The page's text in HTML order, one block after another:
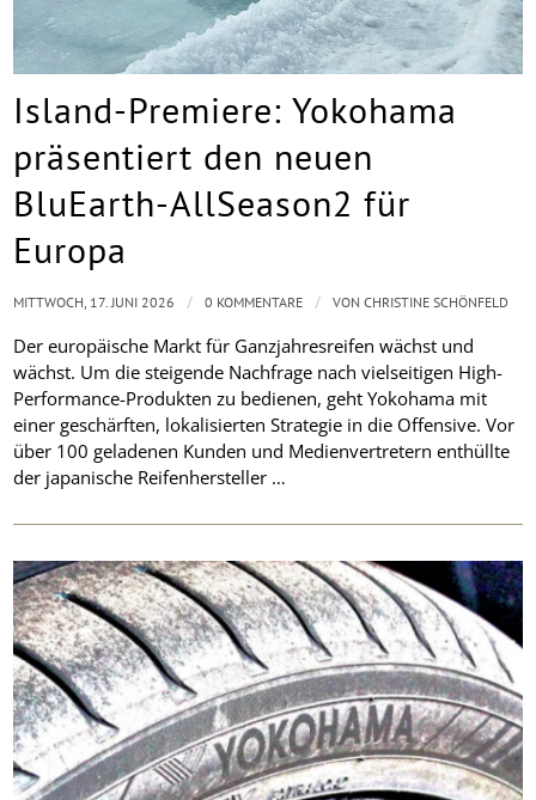
Island-Premiere: Yokohama
präsentiert den neuen
BluEarth-AllSeason2 für
Europa
Der europäische Markt für Ganzjahresreifen wächst und
wächst. Um die steigende Nachfrage nach vielseitigen High-
Performance-Produkten zu bedienen, geht Yokohama mit
einer geschärften, lokalisierten Strategie in die Offensive. Vor
über 100 geladenen Kunden und Medienvertretern enthüllte
der japanische Reifenhersteller …
MITTWOCH, 17. JUNI 2026 / 0 KOMMENTARE / VONCHRISTINE SCHÖNFELD